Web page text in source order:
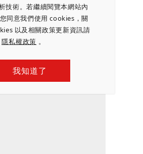
技術。若繼續閱覽本網站內
同意我們使用 cookies，關
以及相關政策更新資訊請
隱私權政策 。
我知道了
平｜黑鷹事故